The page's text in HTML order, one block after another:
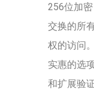
256位加
交换的所
权的访问
实惠的选
和扩展验